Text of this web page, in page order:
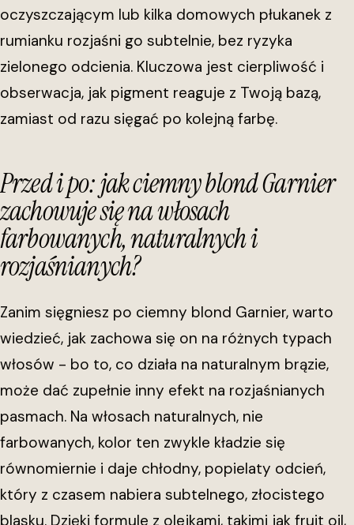
oczyszczającym lub kilka domowych płukanek z
rumianku rozjaśni go subtelnie, bez ryzyka
zielonego odcienia. Kluczowa jest cierpliwość i
obserwacja, jak pigment reaguje z Twoją bazą,
zamiast od razu sięgać po kolejną farbę.
Przed i po: jak ciemny blond Garnier
zachowuje się na włosach
farbowanych, naturalnych i
rozjaśnianych?
Zanim sięgniesz po ciemny blond Garnier, warto
wiedzieć, jak zachowa się on na różnych typach
włosów - bo to, co działa na naturalnym brązie,
może dać zupełnie inny efekt na rozjaśnianych
pasmach. Na włosach naturalnych, nie
farbowanych, kolor ten zwykle kładzie się
równomiernie i daje chłodny, popielaty odcień,
który z czasem nabiera subtelnego, złocistego
blasku. Dzięki formule z olejkami, takimi jak fruit oil,